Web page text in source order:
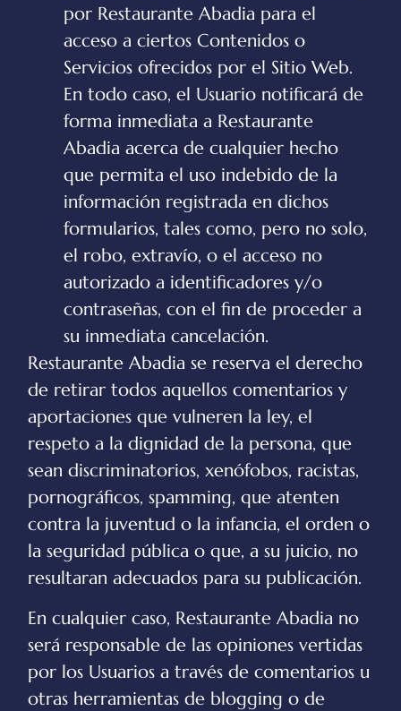
por Restaurante Abadia para el
acceso a ciertos Contenidos o
Servicios ofrecidos por el Sitio Web.
En todo caso, el Usuario notificará de
forma inmediata a Restaurante
Abadia acerca de cualquier hecho
que permita el uso indebido de la
información registrada en dichos
formularios, tales como, pero no solo,
el robo, extravío, o el acceso no
autorizado a identificadores y/o
contraseñas, con el fin de proceder a
su inmediata cancelación.
Restaurante Abadia se reserva el derecho
de retirar todos aquellos comentarios y
aportaciones que vulneren la ley, el
respeto a la dignidad de la persona, que
sean discriminatorios, xenófobos, racistas,
pornográficos, spamming, que atenten
contra la juventud o la infancia, el orden o
la seguridad pública o que, a su juicio, no
resultaran adecuados para su publicación.
En cualquier caso, Restaurante Abadia no
será responsable de las opiniones vertidas
por los Usuarios a través de comentarios u
otras herramientas de blogging o de